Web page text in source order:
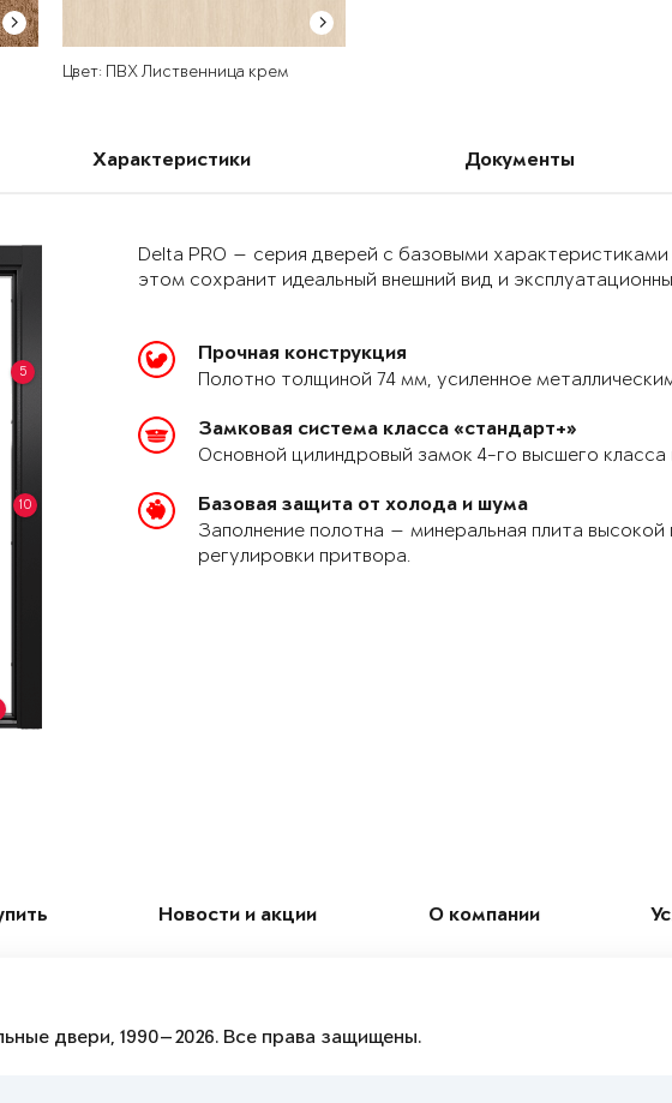
Цвет: ПВХ Лиственница крем
Характеристики Документы
5
10
Delta PRO — серия дверей с базовыми
этом сохранит идеальный внешний вид и
Прочная конструкция
Полотно толщиной 74 мм, усиленное
Замковая система класса «стандарт+»
Основной цилиндровый замок 4-го высшего класса
Базовая защита от холода и шума
Заполнение полотна — минеральная плита
регулировки притвора.
Новости и акции О компании
двери, 1990—2026. Все права защищены.